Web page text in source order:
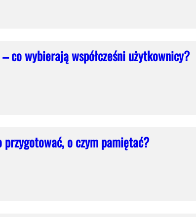
co wybierają współcześni użytkownicy?
o czym pamiętać?